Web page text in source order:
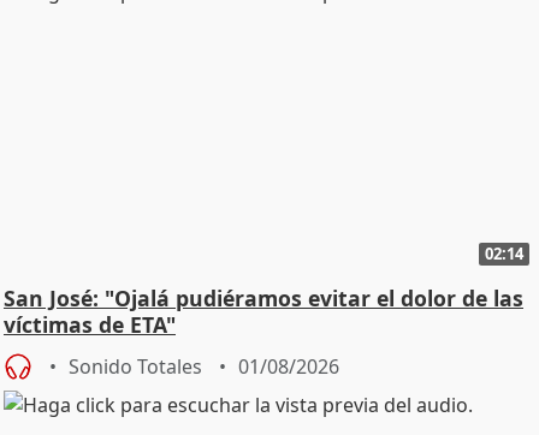
02:14
San José: "Ojalá pudiéramos evitar el dolor de las
víctimas de ETA"
Sonido Totales 01/08/2026